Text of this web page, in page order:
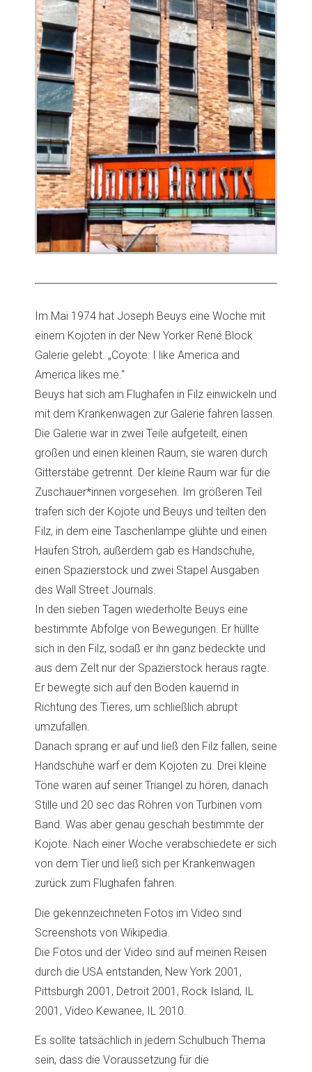
Im Mai 1974 hat Joseph Beuys eine Woche mit
einem Kojoten in der New Yorker René Block
Galerie gelebt. „Coyote: I like America and
America likes me.“
Beuys hat sich am Flughafen in Filz einwickeln und
mit dem Krankenwagen zur Galerie fahren lassen.
Die Galerie war in zwei Teile aufgeteilt, einen
großen und einen kleinen Raum, sie waren durch
Gitterstäbe getrennt. Der kleine Raum war für die
Zuschauer*innen vorgesehen. Im größeren Teil
trafen sich der Kojote und Beuys und teilten den
Filz, in dem eine Taschenlampe glühte und einen
Haufen Stroh, außerdem gab es Handschuhe,
einen Spazierstock und zwei Stapel Ausgaben
des Wall Street Journals.
In den sieben Tagen wiederholte Beuys eine
bestimmte Abfolge von Bewegungen. Er hüllte
sich in den Filz, sodaß er ihn ganz bedeckte und
aus dem Zelt nur der Spazierstock heraus ragte.
Er bewegte sich auf den Boden kauernd in
Richtung des Tieres, um schließlich abrupt
umzufallen.
Danach sprang er auf und ließ den Filz fallen, seine
Handschuhe warf er dem Kojoten zu. Drei kleine
Töne waren auf seiner Triangel zu hören, danach
Stille und 20 sec das Röhren von Turbinen vom
Band. Was aber genau geschah bestimmte der
Kojote. Nach einer Woche verabschiedete er sich
von dem Tier und ließ sich per Krankenwagen
zurück zum Flughafen fahren.
Die gekennzeichneten Fotos im Video sind
Screenshots von Wikipedia.
Die Fotos und der Video sind auf meinen Reisen
durch die USA entstanden, New York 2001,
Pittsburgh 2001, Detroit 2001, Rock Island, IL
2001, Video Kewanee, IL 2010.
Es sollte tatsächlich in jedem Schulbuch Thema
sein, dass die Voraussetzung für die